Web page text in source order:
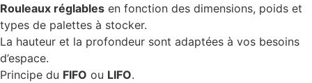
Rouleaux réglables en fonction des dimensions, poids et
types de palettes à stocker.
La hauteur et la profondeur sont adaptées à vos besoins
d’espace.
Principe du FIFO ou LIFO.